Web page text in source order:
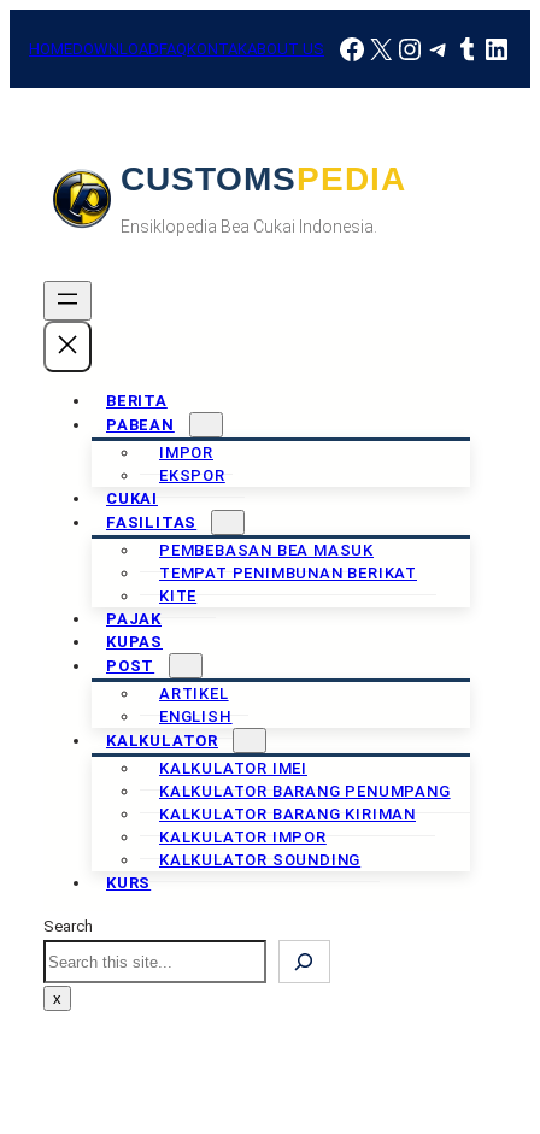
HOMEDOWNLOADFAQKONTAKABOUT US Facebook
X Instagram
CUSTOMSPEDIA
Ensiklopedia Bea Cukai Indonesia.
BERITA
PABEAN
IMPOR
EKSPOR
CUKAI
FASILITAS
PEMBEBASAN BEA MASUK
TEMPAT PENIMBUNAN BERIKAT
KITE
PAJAK
KUPAS
POST
ARTIKEL
ENGLISH
KALKULATOR
KALKULATOR IMEI
KALKULATOR BARANG PENUMPANG
KALKULATOR BARANG KIRIMAN
KALKULATOR IMPOR
KALKULATOR SOUNDING
KURS
Search
Search
x